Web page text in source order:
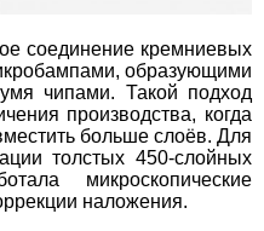
соединение кремниевых
образующими
чипами. Такой подход
производства, когда
больше слоёв. Для
толстых 450‑слойных
микроскопические
наложения.